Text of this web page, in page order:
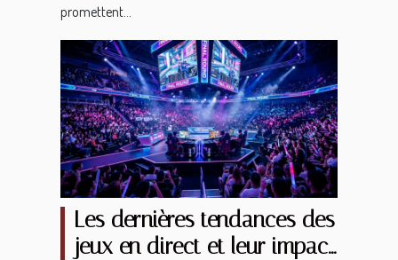
promettent...
Les dernières tendances des
jeux en direct et leur impact